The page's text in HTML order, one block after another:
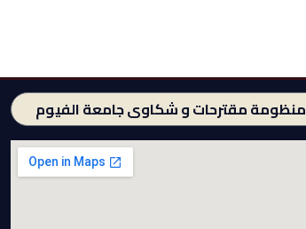
منظومة مقترحات و شكاوى جامعة الفيوم